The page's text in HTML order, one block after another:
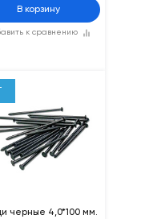
к сравнению
В корзину
черные 4,0*100 мм.